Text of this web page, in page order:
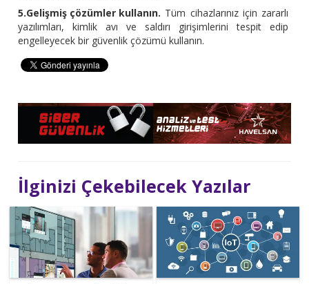
5.Gelişmiş çözümler kullanın. Tüm cihazlarınız için zararlı
yazılımları, kimlik avı ve saldırı girişimlerini tespit edip
engelleyecek bir güvenlik çözümü kullanın.
İlginizi Çekebilecek Yazılar